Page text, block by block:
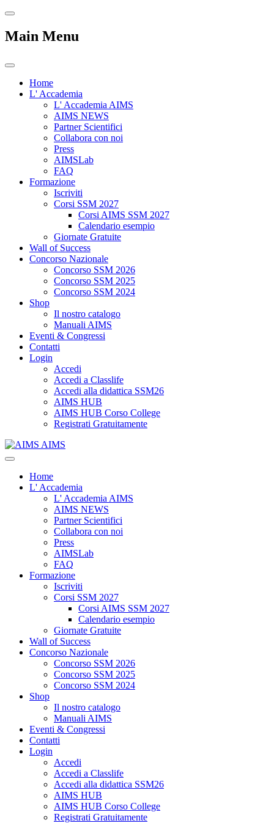
Main Menu
Home
L' Accademia
L' Accademia AIMS
AIMS NEWS
Partner Scientifici
Collabora con noi
Press
AIMSLab
FAQ
Formazione
Iscriviti
Corsi SSM 2027
Corsi AIMS SSM 2027
Calendario esempio
Giornate Gratuite
Wall of Success
Concorso Nazionale
Concorso SSM 2026
Concorso SSM 2025
Concorso SSM 2024
Shop
Il nostro catalogo
Manuali AIMS
Eventi & Congressi
Contatti
Login
Accedi
Accedi a Classlife
Accedi alla didattica SSM26
AIMS HUB
AIMS HUB Corso College
Registrati Gratuitamente
AIMS
Home
L' Accademia
L' Accademia AIMS
AIMS NEWS
Partner Scientifici
Collabora con noi
Press
AIMSLab
FAQ
Formazione
Iscriviti
Corsi SSM 2027
Corsi AIMS SSM 2027
Calendario esempio
Giornate Gratuite
Wall of Success
Concorso Nazionale
Concorso SSM 2026
Concorso SSM 2025
Concorso SSM 2024
Shop
Il nostro catalogo
Manuali AIMS
Eventi & Congressi
Contatti
Login
Accedi
Accedi a Classlife
Accedi alla didattica SSM26
AIMS HUB
AIMS HUB Corso College
Registrati Gratuitamente